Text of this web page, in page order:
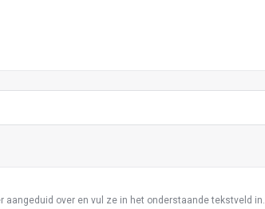
aangeduid over en vul ze in het onderstaande tekstveld in.